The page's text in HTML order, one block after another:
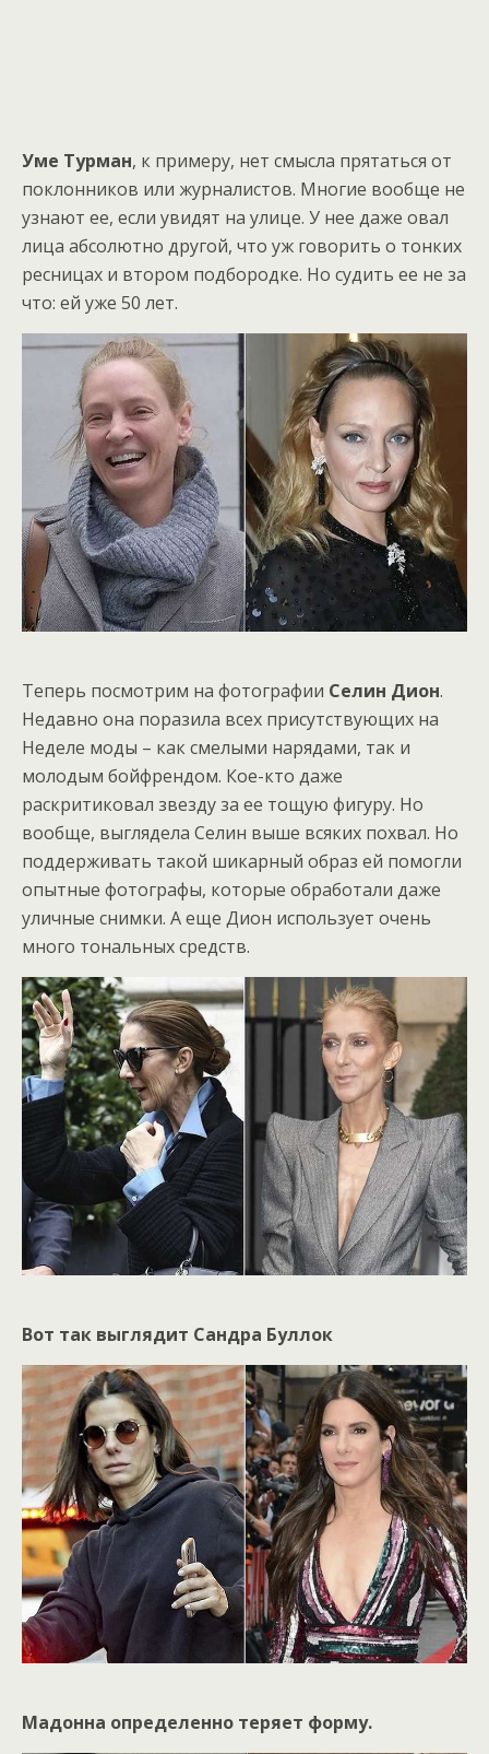
Уме Турман, к примеру, нет смысла прятаться от
поклонников или журналистов. Многие вообще не
узнают ее, если увидят на улице. У нее даже овал
лица абсолютно другой, что уж говорить о тонких
ресницах и втором подбородке. Но судить ее не за
что: ей уже 50 лет.
Теперь посмотрим на фотографии Селин Дион.
Недавно она поразила всех присутствующих на
Неделе моды – как смелыми нарядами, так и
молодым бойфрендом. Кое-кто даже
раскритиковал звезду за ее тощую фигуру. Но
вообще, выглядела Селин выше всяких похвал. Но
поддерживать такой шикарный образ ей помогли
опытные фотографы, которые обработали даже
уличные снимки. А еще Дион использует очень
много тональных средств.
Вот так выглядит Сандра Буллок
Мадонна определенно теряет форму.